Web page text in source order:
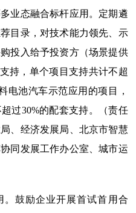
业态融合标杆应用。定期遴
目录，对技术能力领先、示
投入给予投资方（场景提供
持，单个项目支持共计不超
电池汽车示范应用的项目，
过30%的配套支持。（责任
、经济发展局、北京市智慧
同发展工作办公室、城市运
。鼓励企业开展首试首用合